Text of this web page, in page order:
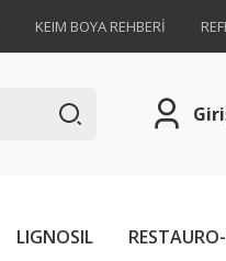
KEIM BOYA REHBERİ
LIGNOSIL